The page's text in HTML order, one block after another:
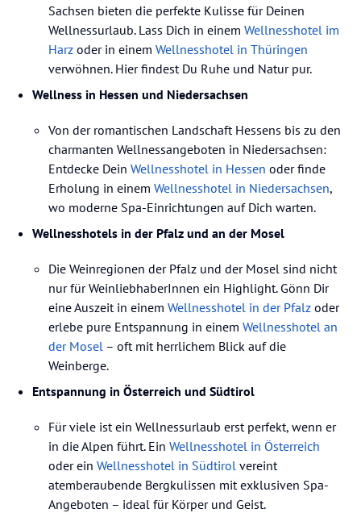
Sachsen bieten die perfekte Kulisse für Deinen
Wellnessurlaub. Lass Dich in einem Wellnesshotel im
Harz oder in einem Wellnesshotel in Thüringen
verwöhnen. Hier findest Du Ruhe und Natur pur.
Wellness in Hessen und Niedersachsen
Von der romantischen Landschaft Hessens bis zu den
charmanten Wellnessangeboten in Niedersachsen:
Entdecke Dein Wellnesshotel in Hessen oder finde
Erholung in einem Wellnesshotel in Niedersachsen,
wo moderne Spa-Einrichtungen auf Dich warten.
Wellnesshotels in der Pfalz und an der Mosel
Die Weinregionen der Pfalz und der Mosel sind nicht
nur für WeinliebhaberInnen ein Highlight. Gönn Dir
eine Auszeit in einem Wellnesshotel in der Pfalz oder
erlebe pure Entspannung in einem Wellnesshotel an
der Mosel – oft mit herrlichem Blick auf die
Weinberge.
Entspannung in Österreich und Südtirol
Für viele ist ein Wellnessurlaub erst perfekt, wenn er
in die Alpen führt. Ein Wellnesshotel in Österreich
oder ein Wellnesshotel in Südtirol vereint
atemberaubende Bergkulissen mit exklusiven Spa-
Angeboten – ideal für Körper und Geist.